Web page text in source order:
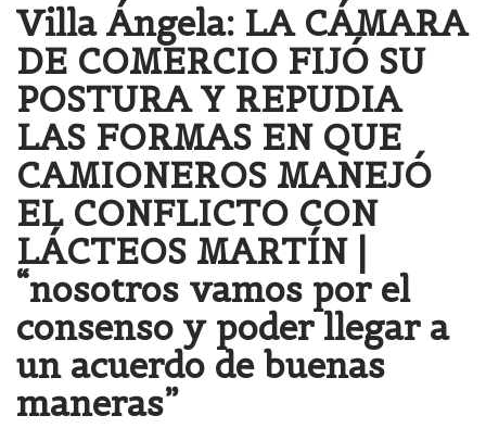
Villa Ángela: LA CÁMARA
DE COMERCIO FIJÓ SU
POSTURA Y REPUDIA
LAS FORMAS EN QUE
CAMIONEROS MANEJÓ
EL CONFLICTO CON
LÁCTEOS MARTÍN |
“nosotros vamos por el
consenso y poder llegar a
un acuerdo de buenas
maneras”